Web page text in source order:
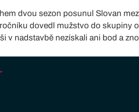
dvou sezon posunul Slovan
dovedl mužstvo do skupiny
v nadstavbě nezískali ani bod a